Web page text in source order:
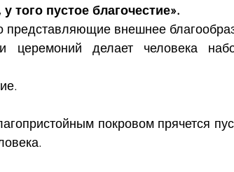
того пустое благочестие».
внешнее
церемоний делает человека
покровом прячется